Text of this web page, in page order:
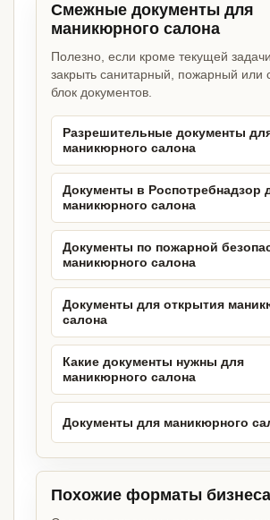
Смежные документы для
маникюрного салона
Полезно, если кроме текущей
закрыть санитарный, пожарный или
блок документов.
Разрешительные документы
маникюрного салона
Документы в Роспотребнадзор
маникюрного салона
Документы по пожарной
маникюрного салона
Документы для открытия
салона
Какие документы нужны для
маникюрного салона
Документы для маникюрного
Похожие форматы бизнеса